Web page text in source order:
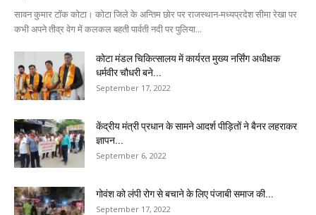
सावन कुमार टॉक कोटा। कोटा जिले के अन्तिम छोर पर राजस्थान-मध्यप्रदेश सीमा रेखा पर
कभी अपने तीव्र वेग में कलकल बहती पार्वती नदी पर पुलिया...
कोटा मंडल चिकित्सालय में कार्यरत मुख्य नर्सिंग अधीक्षक
धर्मवीर चौधरी बने...
September 17, 2022
केंद्रीय मंत्री प्रधान के सामने आदर्श पीड़ितों ने बैनर लहराकर
ज्ञापन...
September 6, 2022
गोवंश को लंपी रोग से बचाने के लिए पंजाबी समाज की...
September 17, 2022